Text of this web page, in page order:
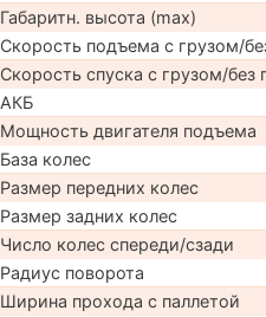
Габаритн. высота (max)
Скорость подъема с грузом/
Скорость спуска с грузом/без
АКБ
Мощность двигателя подъема
База колес
Размер передних колес
Размер задних колес
Число колес спереди/сзади
Радиус поворота
Ширина прохода с паллетой